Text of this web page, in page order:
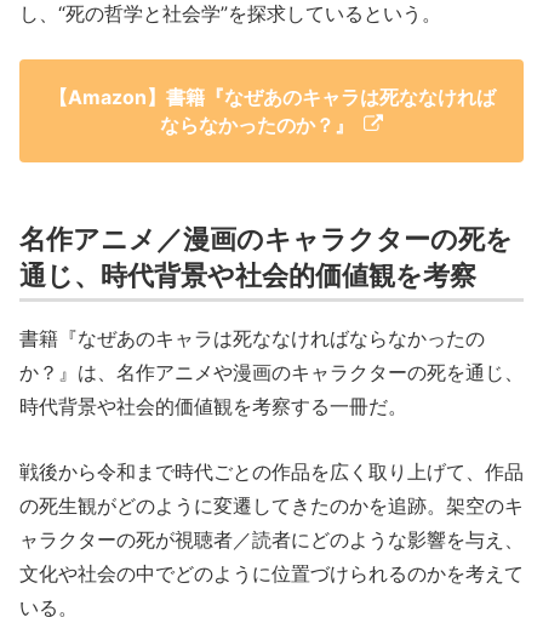
し、“死の哲学と社会学”を探求しているという。
【Amazon】書籍『なぜあのキャラは死ななければ
ならなかったのか？』
名作アニメ／漫画のキャラクターの死を
通じ、時代背景や社会的価値観を考察
書籍『なぜあのキャラは死ななければならなかったの
か？』は、名作アニメや漫画のキャラクターの死を通じ、
時代背景や社会的価値観を考察する一冊だ。
戦後から令和まで時代ごとの作品を広く取り上げて、作品
の死生観がどのように変遷してきたのかを追跡。架空のキ
ャラクターの死が視聴者／読者にどのような影響を与え、
文化や社会の中でどのように位置づけられるのかを考えて
いる。